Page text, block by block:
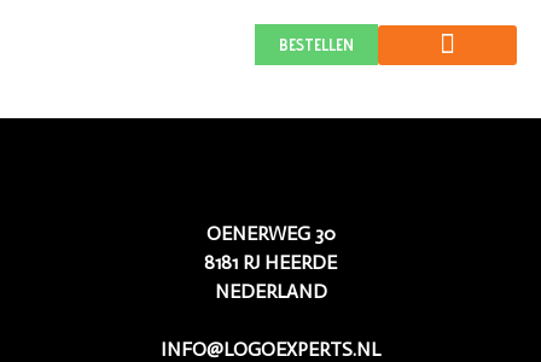
BESTELLEN
BENSKIL
OENERWEG 30
8181 RJ HEERDE
NEDERLAND
INFO@LOGOEXPERTS.NL